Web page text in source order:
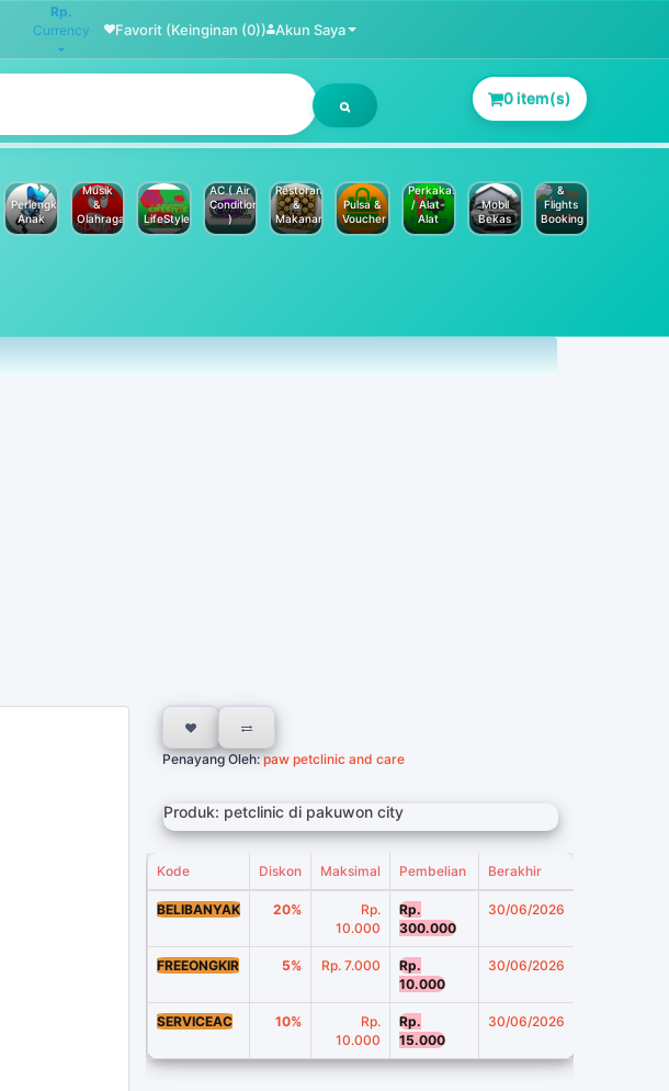
Rp.
Currency
Favorit (Keinginan (0)) Akun Saya
0 item(s)
Perlengkapan
Anak
Musik
&
Olahraga
LifeStyle
AC ( Air
Conditioner
)
Restoran
&
Makanan
Pulsa &
Voucher
Perkakas
/ Alat-
Alat
Mobil
Bekas
&
Flights
Booking
Penayang Oleh:paw petclinic and care
Produk: petclinic di pakuwon city
Kode Diskon Maksimal Pembelian Berakhir
BELIBANYAK 20%
Rp.
10.000
Rp.
300.000
30/06/2026
FREEONGKIR 5% Rp. 7.000
Rp.
10.000
30/06/2026
SERVICEAC 10%
Rp.
10.000
Rp.
15.000
30/06/2026